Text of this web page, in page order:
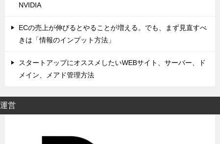
NVIDIA
ECの売上が伸びるとやることが増える。でも、まず見直すべ
きは「情報のインプット方法」
スタートアップにオススメしたいWEBサイト、サーバー、ド
メイン、メアド管理方法
運営